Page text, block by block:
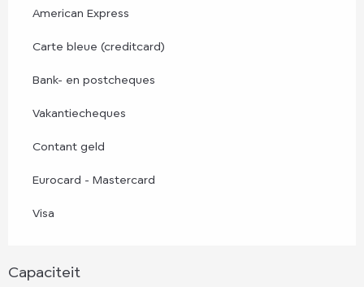
American Express
Carte bleue (creditcard)
Bank- en postcheques
Vakantiecheques
Contant geld
Eurocard - Mastercard
Visa
Capaciteit